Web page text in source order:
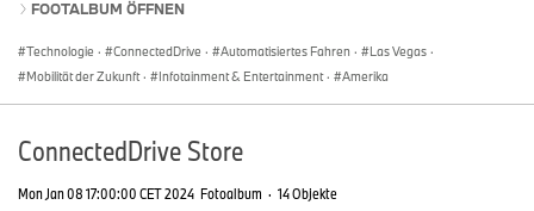
FOOTALBUM ÖFFNEN
Technologie · ConnectedDrive · Automatisiertes Fahren · Las Vegas ·
Mobilität der Zukunft · Infotainment & Entertainment · Amerika
ConnectedDrive Store
Mon Jan 08 17:00:00 CET 2024 Fotoalbum · 14 Objekte